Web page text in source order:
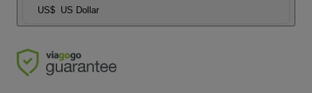
US$ US Dollar